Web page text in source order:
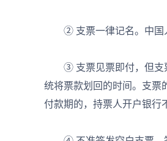
② 支票一律记名。中国人
③ 支票见票即付，但支票
统将票款划回的时间。支票
付款期的，持票人开户银行